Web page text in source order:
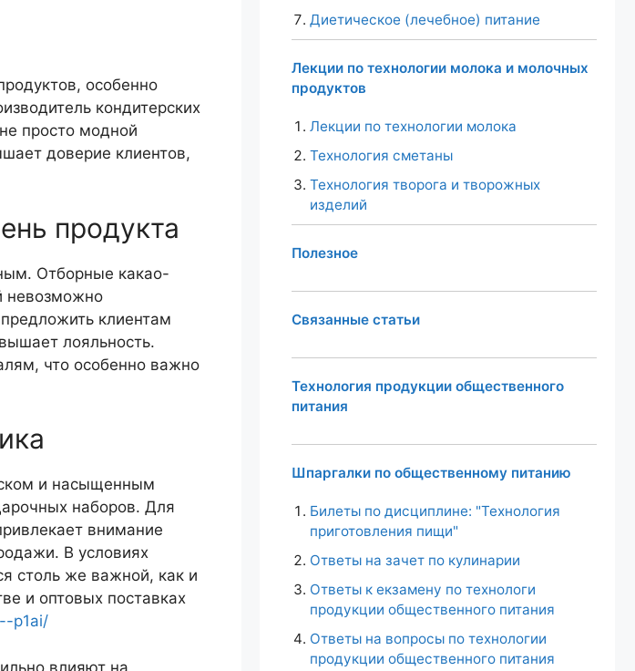
особенно
кондитерских
просто модной
доверие клиентов,
продукта
Отборные какао-
невозможно
клиентам
лояльность.
что особенно важно
и насыщенным
наборов. Для
внимание
В условиях
столь же важной, как и
и оптовых поставках
p1ai/
влияют на
Диетическое (лечебное) питание
Лекции по технологии молока и молочных
продуктов
Лекции по технологии молока
Технология сметаны
Технология творога и творожных
изделий
Полезное
Связанные статьи
Технология продукции общественного
питания
Шпаргалки по общественному питанию
Билеты по дисциплине: "Технология
приготовления пищи"
Ответы на зачет по кулинарии
Ответы к екзамену по технологи
продукции общественного питания
Ответы на вопросы по технологии
продукции общественного питания